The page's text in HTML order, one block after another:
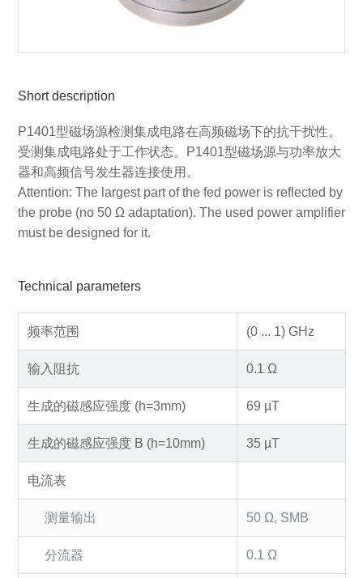
Short description
P1401型磁场源检测集成电路在高频磁场下的抗干扰性。
受测集成电路处于工作状态。P1401型磁场源与功率放大
器和高频信号发生器连接使用。
Attention: The largest part of the fed power is reflected by
the probe (no 50 Ω adaptation). The used power amplifier
must be designed for it.
Technical parameters
频率范围 (0 ... 1) GHz
输入阻抗 0.1 Ω
生成的磁感应强度 (h=3mm) 69 µT
生成的磁感应强度 B (h=10mm) 35 µT
电流表
测量输出 50 Ω, SMB
分流器 0.1 Ω